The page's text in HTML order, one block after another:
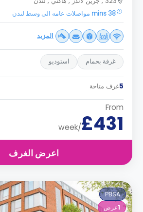
38 mins مواصلات عامه الى وسط لندن
المزيد
غرفة بحمام استوديو
5غرف متاحة
From
£431
/week
اعرض الغرف
PBSA
1عرض